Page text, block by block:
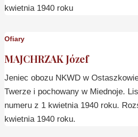
kwietnia 1940 roku
Ofiary
MAJCHRZAK Józef
Jeniec obozu NKWD w
Twerze i pochowany w Miednoje.
numeru z 1 kwietnia 1940 roku.
kwietnia 1940 roku.